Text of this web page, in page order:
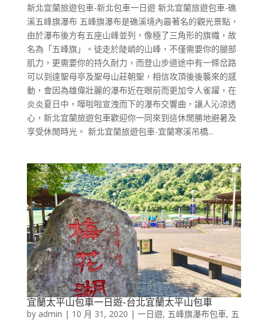
新北宜蘭旅遊包車-新北包車一日遊 新北宜蘭旅遊包車-礁
溪五峰旗瀑布 五峰旗瀑布是礁溪境內最著名的觀光景點，
由於瀑布後方有五座山峰並列，像極了三角形的旗幟，故
名為「五峰旗」。徒走於陡峭的山峰，不僅需要你的腿部
肌力，更需要你的持久耐力，而登山步道途中有一條岔路
可以到達聖母亭及聖母山莊朝聖，相信攻頂後後襲來的感
動，會因為雄偉壯麗的瀑布近在眼前而更加令人雀躍，在
炎炎夏日中，嘩啦啦宣洩而下的瀑布交響曲，讓人沁涼透
心，新北宜蘭旅遊包車歡迎你一同來到這休閒勝地避暑及
享受休閒時光。 新北宜蘭旅遊包車-宜蘭寒溪吊橋...
宜蘭太平山包車一日遊-台北宜蘭太平山包車
by admin | 10 月 31, 2020 | 一日遊, 五峰旗瀑布包車, 五